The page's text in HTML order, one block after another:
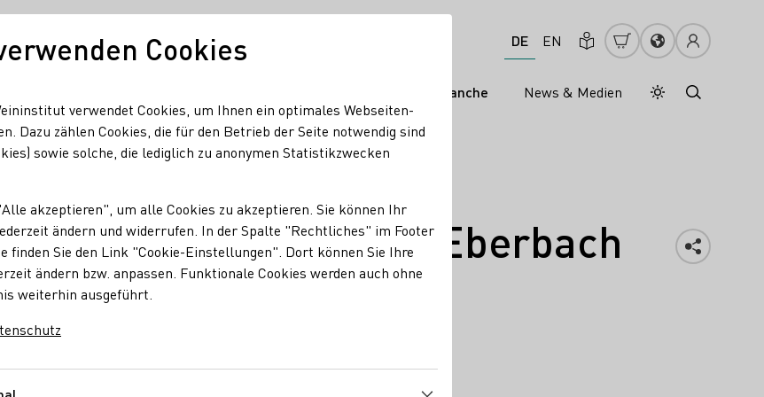
DE EN
Weinbranche News & Medien Tagesmodus
Nachtmodus
GmbH Kloster Eberbach
GmbH Kloster Eberbach
Wein
Cookies
verwendet Cookies, um Ihnen ein optimales Webseiten-
Dazu zählen Cookies, die für den Betrieb der Seite notwendig sind
sowie solche, die lediglich zu anonymen Statistikzwecken
akzeptieren", um alle Cookies zu akzeptieren. Sie können Ihr
ändern und widerrufen. In der Spalte "Rechtliches" im Footer
finden Sie den Link "Cookie-Einstellungen". Dort können Sie Ihre
ändern bzw. anpassen. Funktionale Cookies werden auch ohne
weiterhin ausgeführt.